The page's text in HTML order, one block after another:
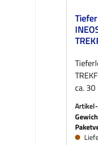
ca. 30
für 6-
für